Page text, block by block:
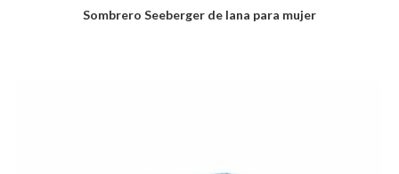
Sombrero Seeberger de lana para mujer